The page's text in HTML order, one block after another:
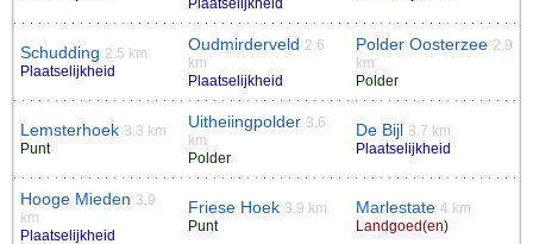
Plaatselijkheid
Schudding 2.5 km
Plaatselijkheid
Oudmirderveld 2.6
km
Plaatselijkheid
Polder Oosterzee 2.9
km
Polder
Lemsterhoek 3.3 km
Punt
Uitheiingpolder 3.6
km
Polder
De Bijl 3.7 km
Plaatselijkheid
Hooge Mieden 3.9
km
Plaatselijkheid
Friese Hoek 3.9 km
Punt
Marlestate 4 km
Landgoed(en)